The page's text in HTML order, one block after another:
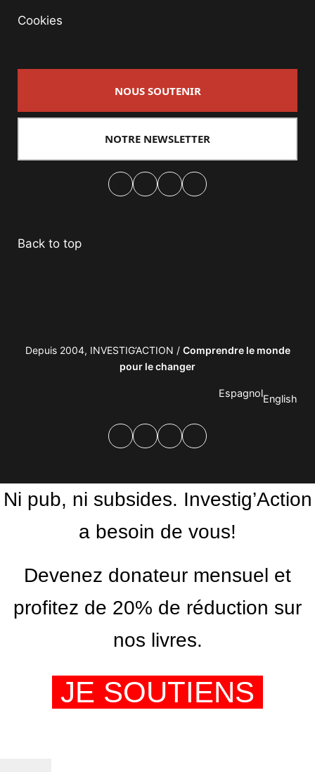
Cookies
NOUS SOUTENIR
NOTRE NEWSLETTER
Back to top
Depuis 2004, INVESTIG’ACTION / Comprendre le monde
pour le changer
EspagnolEnglish
Ni pub, ni subsides. Investig’Action
a besoin de vous!
Devenez donateur mensuel et
profitez de 20% de réduction sur
nos livres.
JE SOUTIENS